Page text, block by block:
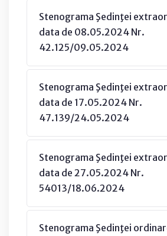
Stenograma Şedinţei
data de 08.05.2024 Nr.
42.125/09.05.2024
Stenograma Şedinţei
data de 17.05.2024 Nr.
47.139/24.05.2024
Stenograma Şedinţei
data de 27.05.2024 Nr.
54013/18.06.2024
Stenograma Şedinţei